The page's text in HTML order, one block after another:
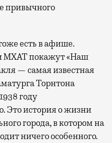
привычного
есть в афише.
МХАТ покажут «Наш
— самая известная
Торнтона
году
Это история о жизни
города, в котором на
ничего особенного.